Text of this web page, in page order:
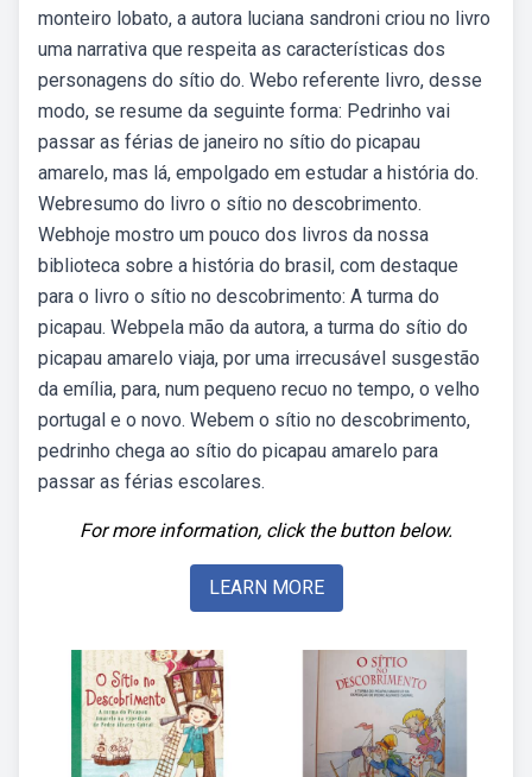
monteiro lobato, a autora luciana sandroni criou no livro
uma narrativa que respeita as características dos
personagens do sítio do. Webo referente livro, desse
modo, se resume da seguinte forma: Pedrinho vai
passar as férias de janeiro no sítio do picapau
amarelo, mas lá, empolgado em estudar a história do.
Webresumo do livro o sítio no descobrimento.
Webhoje mostro um pouco dos livros da nossa
biblioteca sobre a história do brasil, com destaque
para o livro o sítio no descobrimento: A turma do
picapau. Webpela mão da autora, a turma do sítio do
picapau amarelo viaja, por uma irrecusável susgestão
da emília, para, num pequeno recuo no tempo, o velho
portugal e o novo. Webem o sítio no descobrimento,
pedrinho chega ao sítio do picapau amarelo para
passar as férias escolares.
For more information, click the button below.
LEARN MORE